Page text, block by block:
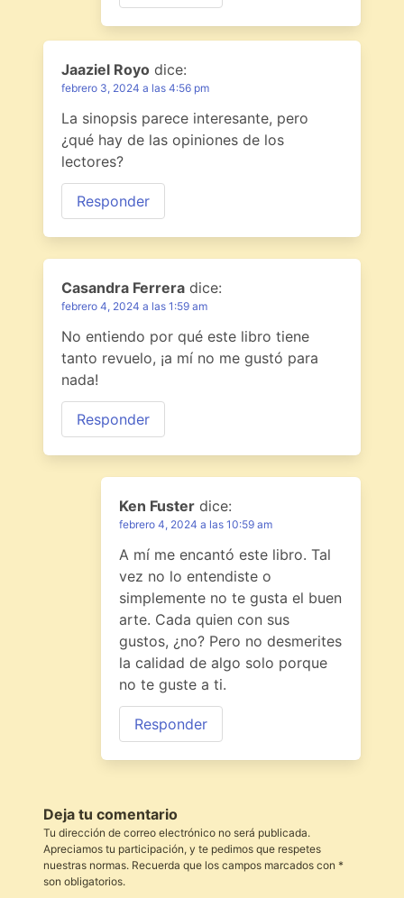
Jaaziel Royo dice:
febrero 3, 2024 a las 4:56 pm
La sinopsis parece interesante, pero
¿qué hay de las opiniones de los
lectores?
Responder
Casandra Ferrera dice:
febrero 4, 2024 a las 1:59 am
No entiendo por qué este libro tiene
tanto revuelo, ¡a mí no me gustó para
nada!
Responder
Ken Fuster dice:
febrero 4, 2024 a las 10:59 am
A mí me encantó este libro. Tal
vez no lo entendiste o
simplemente no te gusta el buen
arte. Cada quien con sus
gustos, ¿no? Pero no desmerites
la calidad de algo solo porque
no te guste a ti.
Responder
Deja tu comentario
Tu dirección de correo electrónico no será publicada.
Apreciamos tu participación, y te pedimos que respetes
nuestras normas. Recuerda que los campos marcados con *
son obligatorios.